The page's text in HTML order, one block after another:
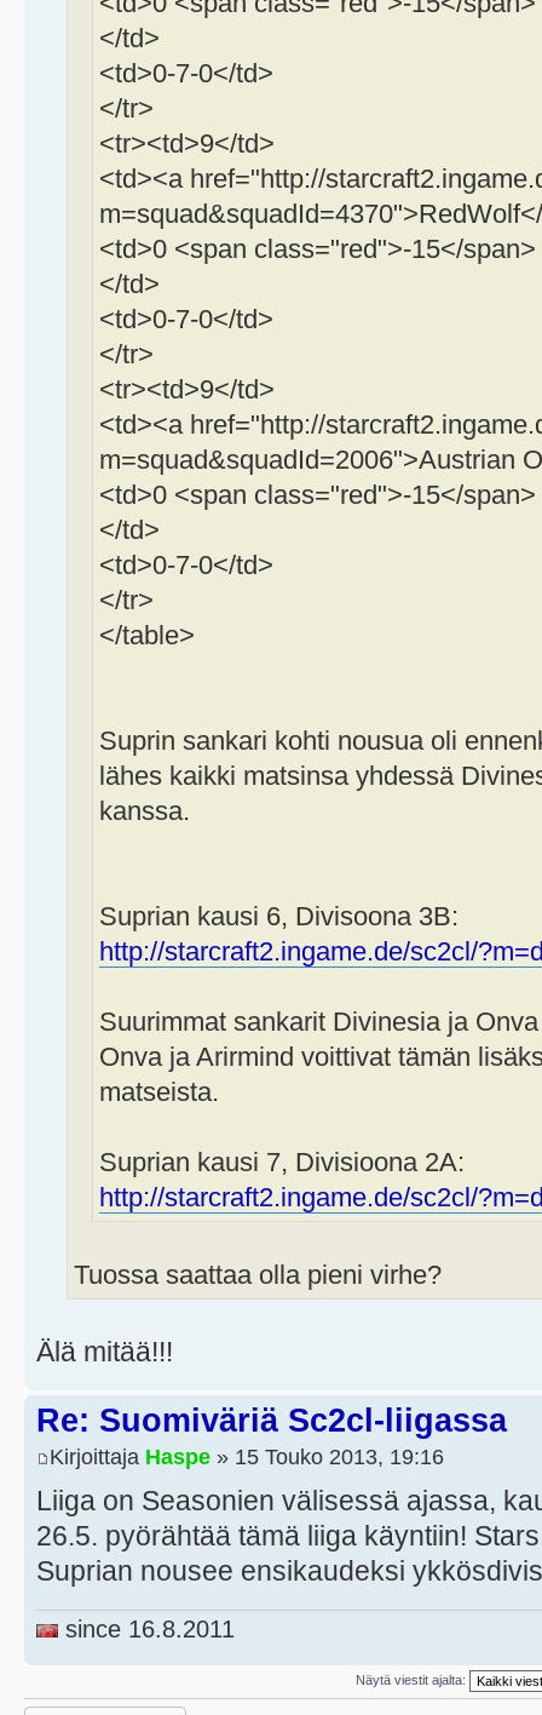
</td>
<td>0-7-0</td>
</tr>
<tr><td>9</td>
<td><a href="http://
<td>0 <span class="red">-15</span>
</td>
<td>0-7-0</td>
</tr>
<tr><td>9</td>
<td><a href="http://
m=squad&squadId=2006">Austrian
<td>0 <span class="red">-15</span>
</td>
<td>0-7-0</td>
</tr>
</table>
Suprin sankari kohti nousua oli
lähes kaikki matsinsa yhdessä
kanssa.
Suprian kausi 6, Divisoona 3B:
http://starcraft2.ingame.de/sc2cl/
Suurimmat sankarit Divinesia ja
Onva ja Arirmind voittivat tämän
matseista.
Suprian kausi 7, Divisioona 2A:
http://starcraft2.ingame.de/sc2cl/
Tuossa saattaa olla pieni virhe?
Älä mitää!!!
Re: Suomiväriä Sc2cl-liigassa
Kirjoittaja Haspe » 15 Touko 2013, 19:16
Liiga on Seasonien välisessä ajassa,
26.5. pyörähtää tämä liiga käyntiin!
Suprian nousee ensikaudeksi
since 16.8.2011
Näytä viestit ajalta: